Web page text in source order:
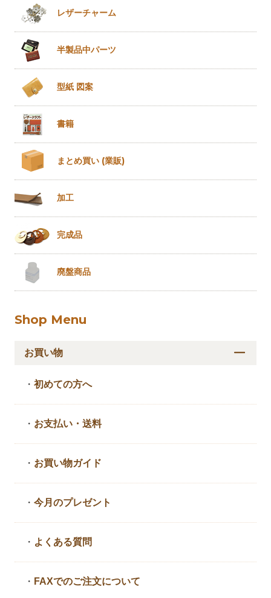
レザーチャーム
半製品中パーツ
型紙 図案
書籍
まとめ買い (業販)
加工
完成品
廃盤商品
Shop Menu
お買い物
・初めての方へ
・ お支払い・送料
・ お買い物ガイド
・今月のプレゼント
・ よくある質問
・ FAXでのご注文について